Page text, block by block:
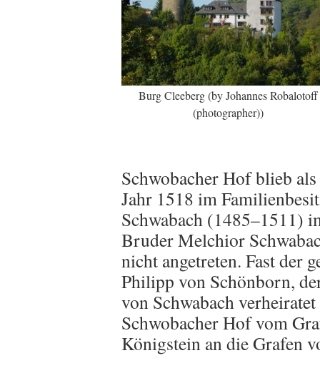
Burg Cleeberg (by Johannes Robalotoff
(photographer))
Schwobacher Hof blieb
Jahr 1518 im
Schwabach (1485–1511)
Bruder Melchior
nicht angetreten. Fast der
Philipp von Schönborn,
von Schwabach
Schwobacher Hof vom
Königstein an die Grafen